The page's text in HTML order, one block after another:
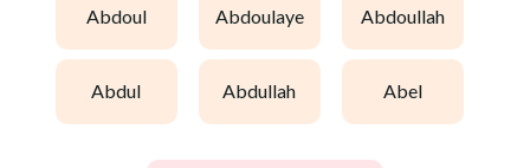
abdoul abdoulaye abdoullah
abdul abdullah abel